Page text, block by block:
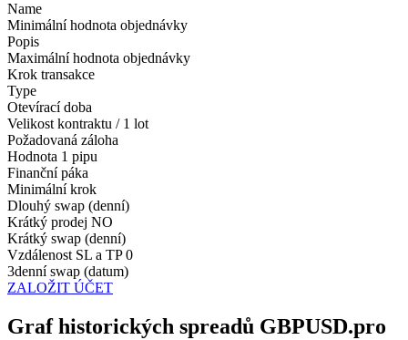
Name
Minimální hodnota objednávky
Popis
Maximální hodnota objednávky
Krok transakce
Type
Otevírací doba
Velikost kontraktu / 1 lot
Požadovaná záloha
Hodnota 1 pipu
Finanční páka
Minimální krok
Dlouhý swap (denní)
Krátký prodej NO
Krátký swap (denní)
Vzdálenost SL a TP 0
3denní swap (datum)
ZALOŽIT ÚČET
Graf historických spreadů GBPUSD.pro